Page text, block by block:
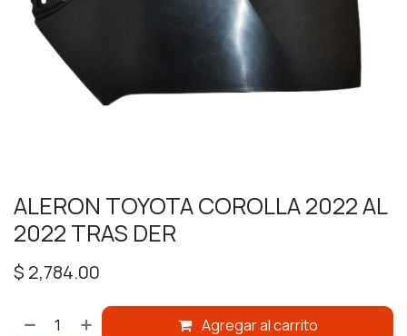
ALERON TOYOTA COROLLA 2022 AL
2022 TRAS DER
$ 2,784.00
Agregar al carrito